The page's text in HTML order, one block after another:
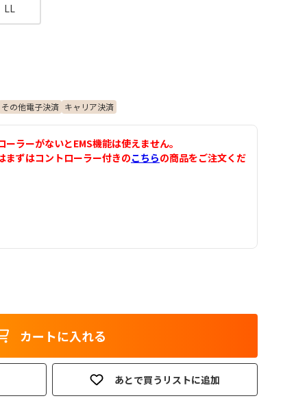
LL
その他電子決済 キャリア決済
ラーがないとEMS機能は使えません。
まずはコントローラー付きのこちらの商品をご注文くだ
カートに入れる
あとで買うリストに追加